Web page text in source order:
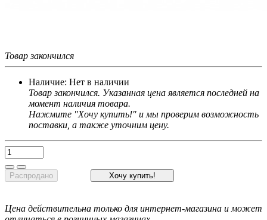
Товар закончился
Наличие: Нет в наличии
Товар закончился. Указанная цена является последней на
момент наличия товара.
Нажмите "Хочу купить!" и мы проверим возможность
поставки, а также уточним цену.
Распродано Хочу купить!
Цена действительна только для интернет-магазина и может